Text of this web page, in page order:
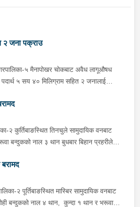
जना पक्राउ
५ मैनापोखर चोकबाट अवैध लागूऔषध
५ सय ४० मिलिग्राम सहित २ जनालाई
किरण नेपाली र ३६ वर्षीय सतिराम थारू रहेका
मोतिपुरबाट खटिएको प्रहरीले दमौलीबाट
प २०३९ नम्बरको मोटरसाइकलमा सवार
पक्राउ गरेको हो ।यस सम्बन्धमा प्रहरीले
२ कुर्तिबाङस्थित तिनचुले सामुदायिक वनबाट
बन्दुकको नाल ३ थान बुधबार बिहान प्रहरीले
गरेको हो । यस सम्बन्धमा प्रहरीले आवश्यक
२ पूर्तिबाङस्थित मास्बिर सामुदायिक वनबाट
बन्दुकको नाल ४ थान, कुन्दा १ थान र भरूवा